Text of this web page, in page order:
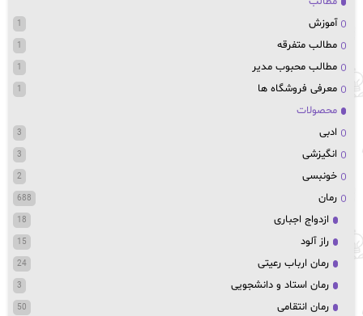
آموزش
1
مطالب متفرقه 1
مطالب محبوب مدیر 1
معرفی فروشگاه ها 1
محصولات
ادبی
3
انگیزشی 3
خونبسی 2
رمان 688
ازدواج اجباری 18
راز آلود 15
رمان ارباب رعیتی 24
رمان استاد و دانشجویی 3
رمان انتقامی 50